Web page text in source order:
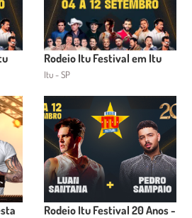
Rodeio Itu Festival em Itu
Itu - SP
Rodeio Itu Festival 20 Anos -